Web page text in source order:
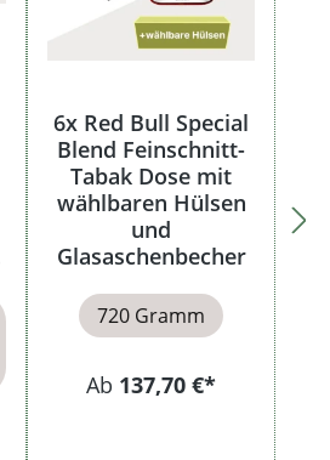
6x Red Bull Special
Blend Feinschnitt-
Tabak Dose mit
wählbaren Hülsen
und
Glasaschenbecher
720 Gramm
Ab 137,70 €*